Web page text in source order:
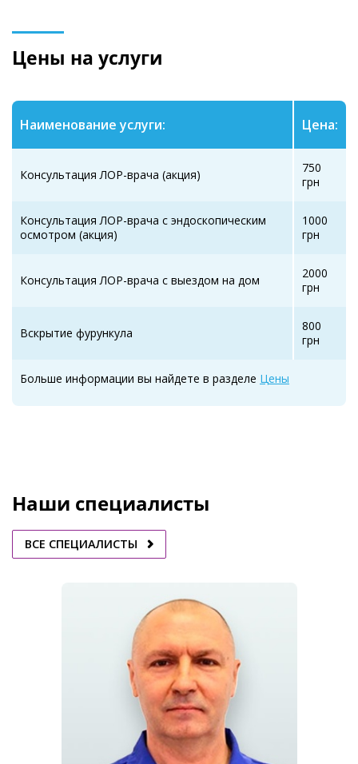
Цены на услуги
Наименование услуги: Цена:
Консультация ЛОР-врача (акция)
750
грн
Консультация ЛОР-врача с эндоскопическим
осмотром (акция)
1000
грн
Консультация ЛОР-врача с выездом на дом
2000
грн
Вскрытие фурункула
800
грн
Больше информации вы найдете в разделе Цены
Наши специалисты
ВСЕ СПЕЦИАЛИСТЫ